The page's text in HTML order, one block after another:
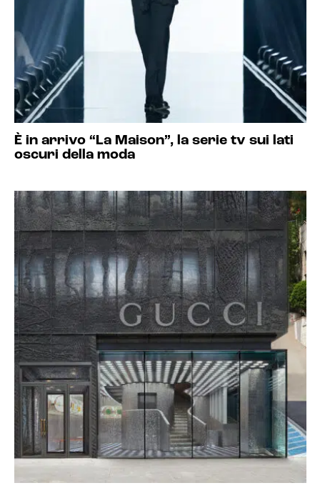
È in arrivo “La Maison”, la serie tv sui lati
oscuri della moda